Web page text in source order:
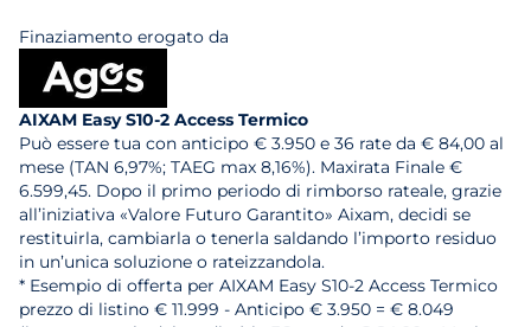
Finaziamento erogato da
AIXAM Easy S10-2 Access Termico
Può essere tua con anticipo € 3.950 e 36 rate da € 84,00 al
mese (TAN 6,97%; TAEG max 8,16%). Maxirata Finale €
6.599,45. Dopo il primo periodo di rimborso rateale, grazie
all’iniziativa «Valore Futuro Garantito» Aixam, decidi se
restituirla, cambiarla o tenerla saldando l’importo residuo
in un’unica soluzione o rateizzandola.
* Esempio di offerta per AIXAM Easy S10-2 Access Termico
prezzo di listino € 11.999 - Anticipo € 3.950 = € 8.049